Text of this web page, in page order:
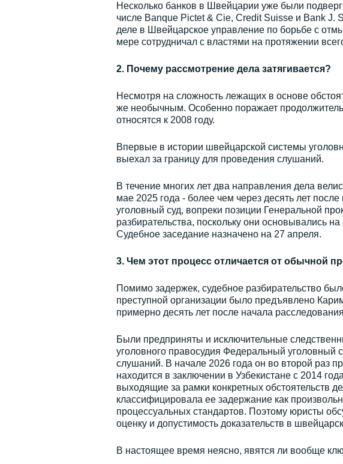
Несколько банков в Швейцарии уже были
числе Banque Pictet & Cie, Credit Suisse и Bank J.
деле в Швейцарское управление по борьбе с
мере сотрудничал с властями на протяжении
2. Почему рассмотрение дела затягивается?
Несмотря на сложность лежащих в основе
же необычным. Особенно поражает
относятся к 2008 году.
Впервые в истории швейцарской системы
выехал за границу для проведения слушаний.
В течение многих лет два направления дела
мае 2025 года - более чем через десять лет
уголовный суд, вопреки позиции Генеральной
разбирательства, поскольку они основывались
Судебное заседание назначено на 27 апреля.
3. Чем этот процесс отличается от обычной
Помимо задержек, судебное разбирательство
преступной организации было предъявлено
примерно десять лет после начала
Были предприняты и исключительные
уголовного правосудия Федеральный уголовный
слушаний. В начале 2026 года он во второй раз
находится в заключении в Узбекистане с 2014
выходящие за рамки конкретных обстоятельств
классифицировала ее задержание как
процессуальных стандартов. Поэтому юристы
оценку и допустимость доказательств в
В настоящее время неясно, явятся ли вообще